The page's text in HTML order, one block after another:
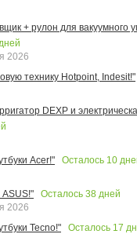
+ рулон для вакуумного
дней
2026
технику Hotpoint, Indesit!"
DEXP и
Acer!"
Осталось 10
Осталось 38 дней
2026
Tecno!"
Осталось 17